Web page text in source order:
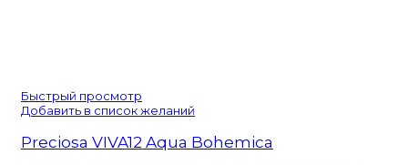
Быстрый просмотр
Добавить в список желаний
Preciosa VIVA12 Aqua Bohemica